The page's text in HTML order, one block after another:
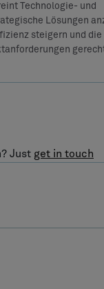
Technologie- und
Lösungen
steigern und
Just get in touch